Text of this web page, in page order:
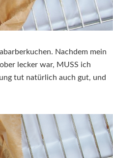
Nachdem mein
lecker war, MUSS ich
tut natürlich auch gut, und